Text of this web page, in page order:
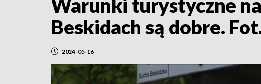
Warunki turystyczne
Beskidach są dobre.
2024-05-16